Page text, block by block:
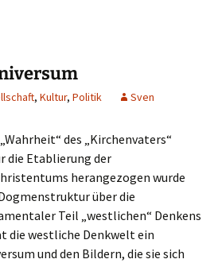
, Kultur, Politik Sven
des „Kirchenvaters“
die Etablierung der
herangezogen wurde
über die
Teil „westlichen“ Denkens
die westliche Denkwelt ein
und den Bildern, die sie sich